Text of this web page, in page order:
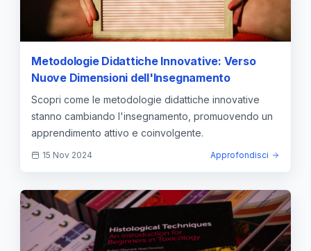
Metodologie Didattiche Innovative: Verso
Nuove Dimensioni dell'Insegnamento
Scopri come le metodologie didattiche innovative
stanno cambiando l'insegnamento, promuovendo un
apprendimento attivo e coinvolgente.
15 Nov 2024 Approfondisci